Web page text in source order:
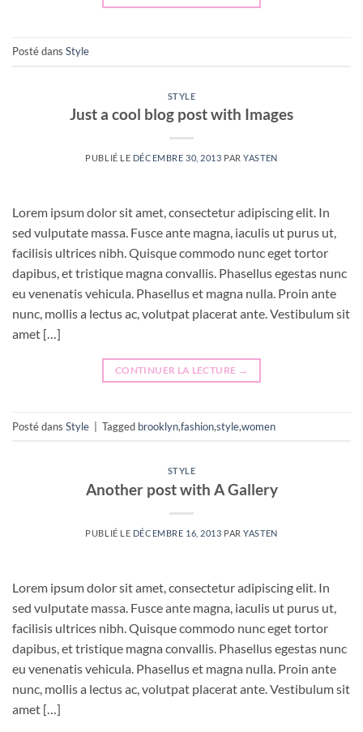
Posté dans Style
STYLE
Just a cool blog post with Images
PUBLIÉ LE DÉCEMBRE 30, 2013 PARYASTEN
Lorem ipsum dolor sit amet, consectetur adipiscing elit. In
sed vulputate massa. Fusce ante magna, iaculis ut purus ut,
facilisis ultrices nibh. Quisque commodo nunc eget tortor
dapibus, et tristique magna convallis. Phasellus egestas nunc
eu venenatis vehicula. Phasellus et magna nulla. Proin ante
nunc, mollis a lectus ac, volutpat placerat ante. Vestibulum sit
amet […]
CONTINUER LA LECTURE →
Posté dans Style Tagged brooklyn,fashion,style,women
STYLE
Another post with A Gallery
PUBLIÉ LE DÉCEMBRE 16, 2013 PARYASTEN
Lorem ipsum dolor sit amet, consectetur adipiscing elit. In
sed vulputate massa. Fusce ante magna, iaculis ut purus ut,
facilisis ultrices nibh. Quisque commodo nunc eget tortor
dapibus, et tristique magna convallis. Phasellus egestas nunc
eu venenatis vehicula. Phasellus et magna nulla. Proin ante
nunc, mollis a lectus ac, volutpat placerat ante. Vestibulum sit
amet […]